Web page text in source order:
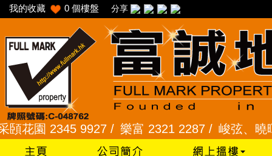
我的收藏 0 個樓盤 分享
園 2345 9927 /樂富 2321 2287 / 峻弦、曉暉